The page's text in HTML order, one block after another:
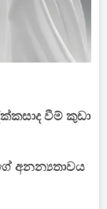
වීම් කුඩා
අනන්‍යතාවය